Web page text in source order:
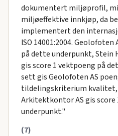
dokumentert miljøprofil,
miljøeffektive innkjøp, da
implementert den
ISO 14001:2004.
på dette underpunkt, Stein
gis score 1 vektpoeng på
sett gis Geolofoten AS
tildelingskriterium kvalitet,
Arkitektkontor AS gis
underpunkt."
(7)